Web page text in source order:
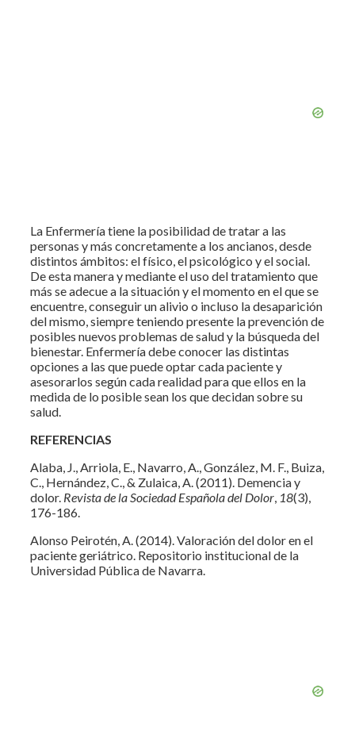
La Enfermería tiene la posibilidad de tratar a las
personas y más concretamente a los ancianos, desde
distintos ámbitos: el físico, el psicológico y el social.
De esta manera y mediante el uso del tratamiento que
más se adecue a la situación y el momento en el que se
encuentre, conseguir un alivio o incluso la desaparición
del mismo, siempre teniendo presente la prevención de
posibles nuevos problemas de salud y la búsqueda del
bienestar. Enfermería debe conocer las distintas
opciones a las que puede optar cada paciente y
asesorarlos según cada realidad para que ellos en la
medida de lo posible sean los que decidan sobre su
salud.
REFERENCIAS
Alaba, J., Arriola, E., Navarro, A., González, M. F., Buiza,
C., Hernández, C., & Zulaica, A. (2011). Demencia y
dolor. Revista de la Sociedad Española del Dolor 18(3),
176-186.
Alonso Peirotén, A. (2014). Valoración del dolor en el
paciente geriátrico. Repositorio institucional de la
Universidad Pública de Navarra.